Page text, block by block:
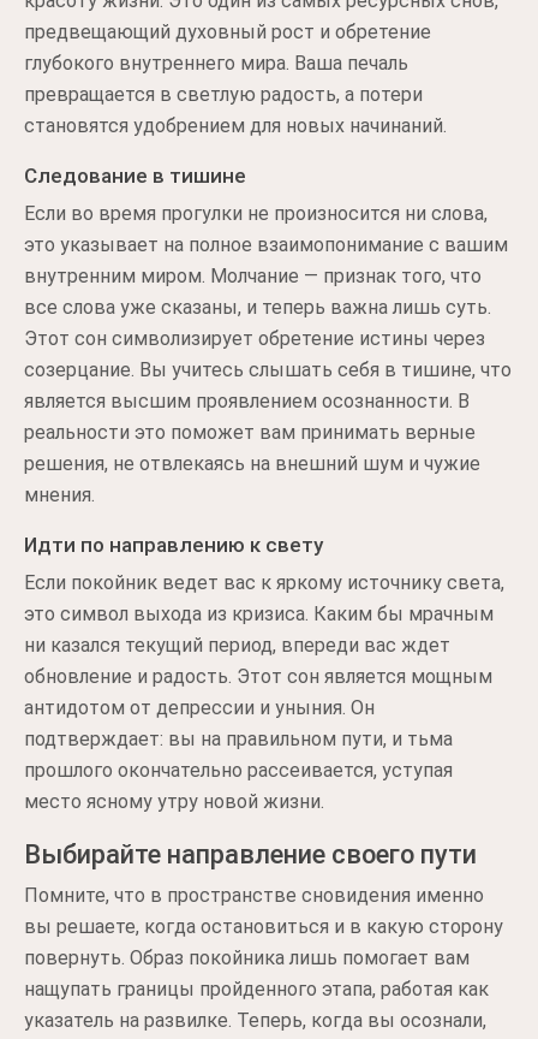
предвещающий духовный рост и обретение
глубокого внутреннего мира. Ваша печаль
превращается в светлую радость, а потери
становятся удобрением для новых начинаний.
Следование в тишине
Если во время прогулки не произносится ни слова,
это указывает на полное взаимопонимание с вашим
внутренним миром. Молчание — признак того, что
все слова уже сказаны, и теперь важна лишь суть.
Этот сон символизирует обретение истины через
созерцание. Вы учитесь слышать себя в тишине, что
является высшим проявлением осознанности. В
реальности это поможет вам принимать верные
решения, не отвлекаясь на внешний шум и чужие
мнения.
Идти по направлению к свету
Если покойник ведет вас к яркому источнику света,
это символ выхода из кризиса. Каким бы мрачным
ни казался текущий период, впереди вас ждет
обновление и радость. Этот сон является мощным
антидотом от депрессии и уныния. Он
подтверждает: вы на правильном пути, и тьма
прошлого окончательно рассеивается, уступая
место ясному утру новой жизни.
Выбирайте направление своего пути
Помните, что в пространстве сновидения именно
вы решаете, когда остановиться и в какую сторону
повернуть. Образ покойника лишь помогает вам
нащупать границы пройденного этапа, работая как
указатель на развилке. Теперь, когда вы осознали,